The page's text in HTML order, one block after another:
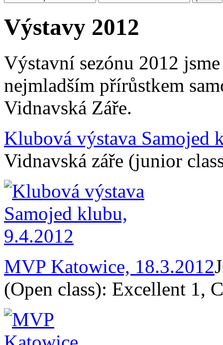
Výstavy 2012
Výstavní sezónu 2012
nejmladším přírůstkem
Vidnavská Záře.
Klubová výstava Samojed
Vidnavská záře (junior
MVP Katowice, 18.3.2012
(Open class): Excellent 1,